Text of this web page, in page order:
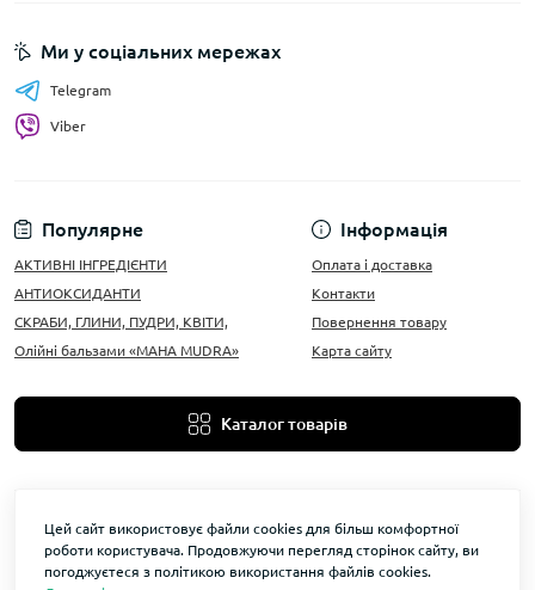
Популярне
АКТИВНІ ІНГРЕДІЄНТИ
АНТИОКСИДАНТИ
СКРАБИ, ГЛИНИ, ПУДРИ, КВІТИ,
Олійні бальзами «MAHA MUDRA»
Інформація
Оплата і доставка
Контакти
Повернення товару
Карта сайту
Каталог товарів
Ми у соціальних мережах
Telegram
Viber
ТОВ "МХ та ГУСТАВ ГЕЕСС УКРАЇНА" © 2026
Цей сайт використовує файли cookies для більш комфортної
роботи користувача. Продовжуючи перегляд сторінок сайту, ви
погоджуєтеся з політикою використання файлів cookies.